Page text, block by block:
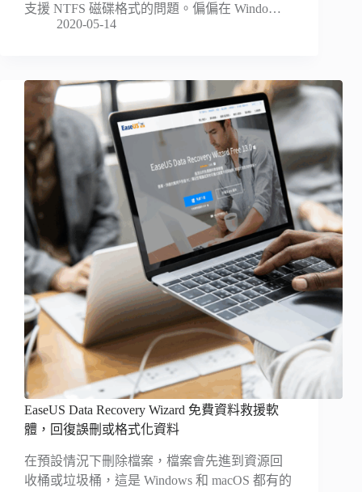
支援 NTFS 磁碟格式的問題。偏偏在 Windo…
2020-05-14
EaseUS Data Recovery Wizard 免費資料救援軟
體，回復誤刪或格式化資料
在預設情況下刪除檔案，檔案會先進到資源回
收桶或垃圾桶，這是 Windows 和 macOS 都有的